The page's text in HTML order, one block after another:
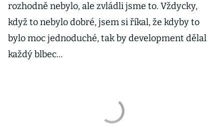
rozhodně nebylo, ale zvládli jsme to. Vždycky,
když to nebylo dobré, jsem si říkal, že kdyby to
bylo moc jednoduché, tak by development dělal
každý blbec…